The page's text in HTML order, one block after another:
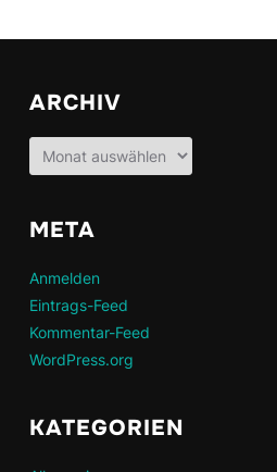
ARCHIV
Archiv
META
Anmelden
Eintrags-Feed
Kommentar-Feed
WordPress.org
KATEGORIEN